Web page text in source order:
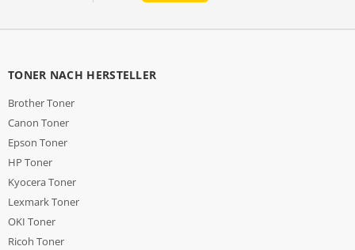
TONER NACH HERSTELLER
Brother Toner
Canon Toner
Epson Toner
HP Toner
Kyocera Toner
Lexmark Toner
OKI Toner
Ricoh Toner